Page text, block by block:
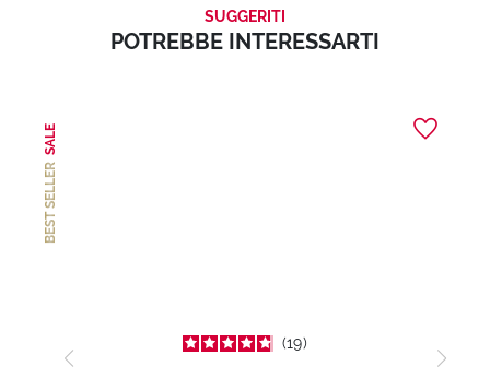
SUGGERITI
POTREBBE INTERESSARTI
BEST SELLER
SALE
19